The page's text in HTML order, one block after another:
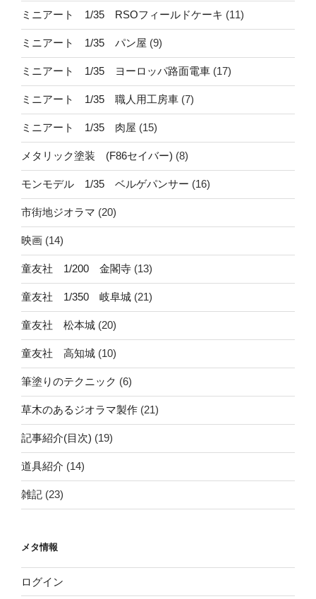
ミニアート 1/35 RSOフィールドケーキ (11)
ミニアート 1/35 パン屋 (9)
ミニアート 1/35 ヨーロッパ路面電車 (17)
ミニアート 1/35 職人用工房車 (7)
ミニアート 1/35 肉屋 (15)
メタリック塗装 (F86セイバー) (8)
モンモデル 1/35 ベルゲパンサー (16)
市街地ジオラマ (20)
映画 (14)
童友社 1/200 金閣寺 (13)
童友社 1/350 岐阜城 (21)
童友社 松本城 (20)
童友社 高知城 (10)
筆塗りのテクニック (6)
草木のあるジオラマ製作 (21)
記事紹介(目次) (19)
道具紹介 (14)
雑記 (23)
メタ情報
ログイン